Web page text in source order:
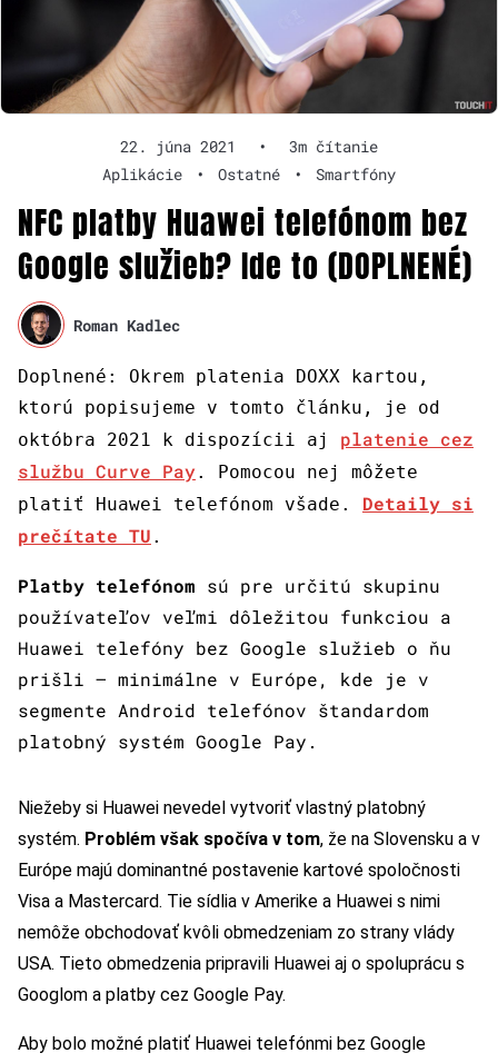
22. júna 2021 •
3m čítanie
Aplikácie
• Ostatné • Smartfóny
NFC platby Huawei telefónom bez
Google služieb? Ide to (DOPLNENÉ)
Roman Kadlec
Doplnené: Okrem platenia DOXX kartou,
ktorú popisujeme v tomto článku, je od
októbra 2021 k dispozícii aj platenie cez
službu Curve Pay. Pomocou nej môžete
platiť Huawei telefónom všade. Detaily si
prečítate TU .
Platby telefónom sú pre určitú skupinu
používateľov veľmi dôležitou funkciou a
Huawei telefóny bez Google služieb o ňu
prišli – minimálne v Európe, kde je v
segmente Android telefónov štandardom
platobný systém Google Pay.
Niežeby si Huawei nevedel vytvoriť vlastný platobný
systém. Problém však spočíva v tom, že na Slovensku a v
Európe majú dominantné postavenie kartové spoločnosti
Visa a Mastercard. Tie sídlia v Amerike a Huawei s nimi
nemôže obchodovať kvôli obmedzeniam zo strany vlády
USA. Tieto obmedzenia pripravili Huawei aj o spoluprácu s
Googlom a platby cez Google Pay.
Aby bolo možné platiť Huawei telefónmi bez Google